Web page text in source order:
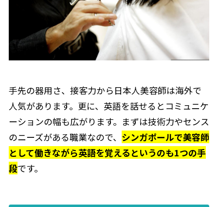
手先の器用さ、接客力から日本人美容師は海外で
人気があります。更に、英語を話せるとコミュニケ
ーションの幅も広がります。まずは技術力やセンス
のニーズがある職業なので、 シンガポールで美容師
として働きながら英語を覚えるというのも1つの手
段です。